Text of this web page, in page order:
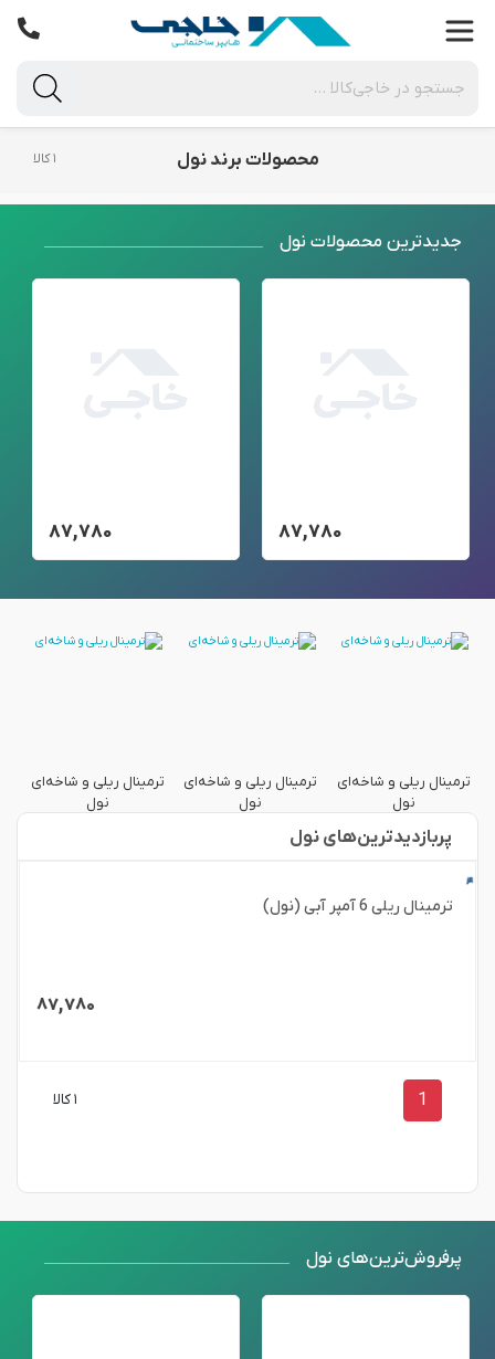
محصولات برند نول ۱ کالا
جدید‌ترین محصولات نول
۸۷,۷۸۰ ۸۷,۷۸۰
ترمینال ریلی و شاخه‌ای
نول
ترمینال ریلی و شاخه‌ای
نول
ترمینال ریلی و شاخه‌ای
نول
پربازدید‌ترین‌های نول
ترمینال ریلی 6 آمپر آبی (نول)
۸۷,۷۸۰
1 ۱ کالا
پرفروش‌ترین‌های نول